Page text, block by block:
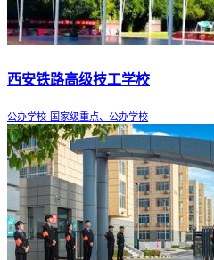
西安铁路高级技工学校
公办学校 国家级重点、公办学校